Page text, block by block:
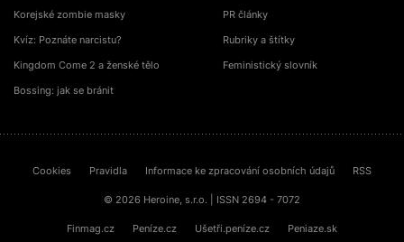
Korejské zombie masky
Kvíz: Poznáte narcistu?
Kingdom Come 2 a ženské tělo
Bossing: jak se bránit
PR články
Rubriky a štítky
Feministický slovník
Cookies Pravidla Informace ke zpracování osobních údajů RSS
© 2026 Heroine, s.r.o. | ISSN 2694 - 7072
Finmag.cz Peníze.cz Ušetři.peníze.cz Peniaze.sk